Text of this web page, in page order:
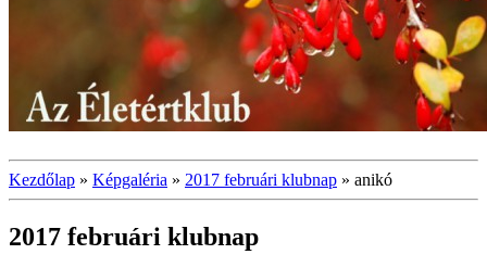
Kezdőlap » Képgaléria » 2017 februári klubnap » anikó
2017 februári klubnap